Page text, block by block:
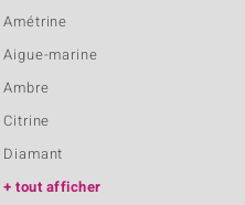
Amétrine
Aigue-marine
Ambre
Citrine
Diamant
tout afficher